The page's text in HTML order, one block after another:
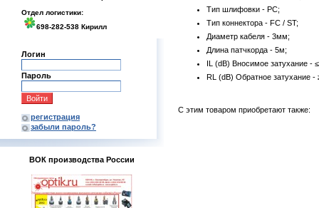
Отдел логистики:
698-282-538 Кирилл
Логин
Пароль
регистрация
забыли пароль?
ВОК производства России
Тип шлифовки - PC;
Тип коннектора - FC / ST;
Диаметр кабеля - 3мм;
Длина патчкорда - 5м;
IL (dB) Вносимое затухание -
RL (dB) Обратное затухание -
С этим товаром приобретают также: